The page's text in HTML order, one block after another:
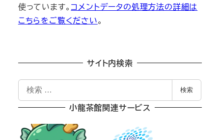
使っています。 コメントデータの処理方法の詳細は
こちらをご覧ください。
サイト内検索
検
索
検索
小龍茶館関連サービス